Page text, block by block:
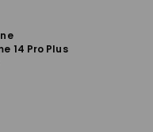
14 Pro Plus